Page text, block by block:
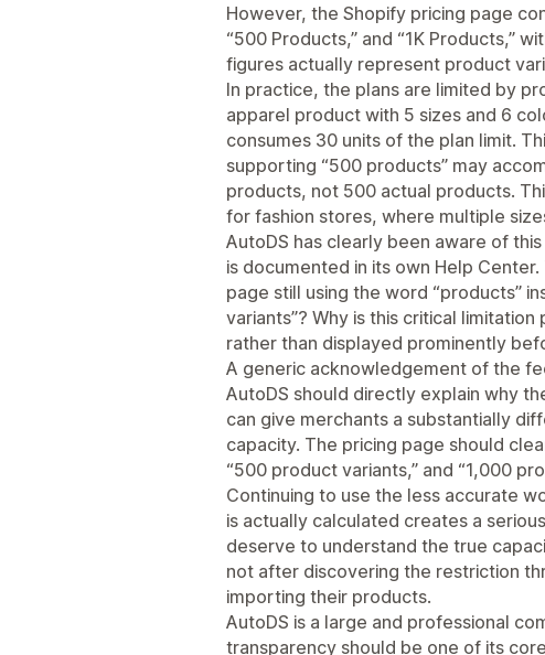
However, the Shopify pricing page
“500 Products,” and “1K Products,”
figures actually represent product
In practice, the plans are limited by
apparel product with 5 sizes and 6
consumes 30 units of the plan limit.
supporting “500 products” may
products, not 500 actual products.
for fashion stores, where multiple
AutoDS has clearly been aware of
is documented in its own Help
page still using the word “products”
variants”? Why is this critical
rather than displayed prominently
A generic acknowledgement of the
AutoDS should directly explain why
can give merchants a substantially
capacity. The pricing page should
“500 product variants,” and “1,000
Continuing to use the less accurate
is actually calculated creates a
deserve to understand the true
not after discovering the restriction
importing their products.
AutoDS is a large and professional
transparency should be one of its